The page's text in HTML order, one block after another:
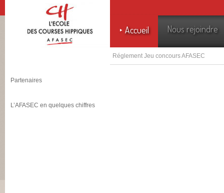
Accueil Nous rejoindre
Réglement Jeu concours AFASEC
Partenaires
L’AFASEC en quelques chiffres